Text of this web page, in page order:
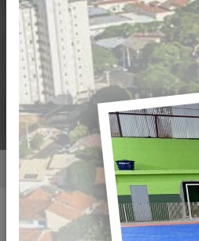
CUMPRE
LOANDA
Home Notícias